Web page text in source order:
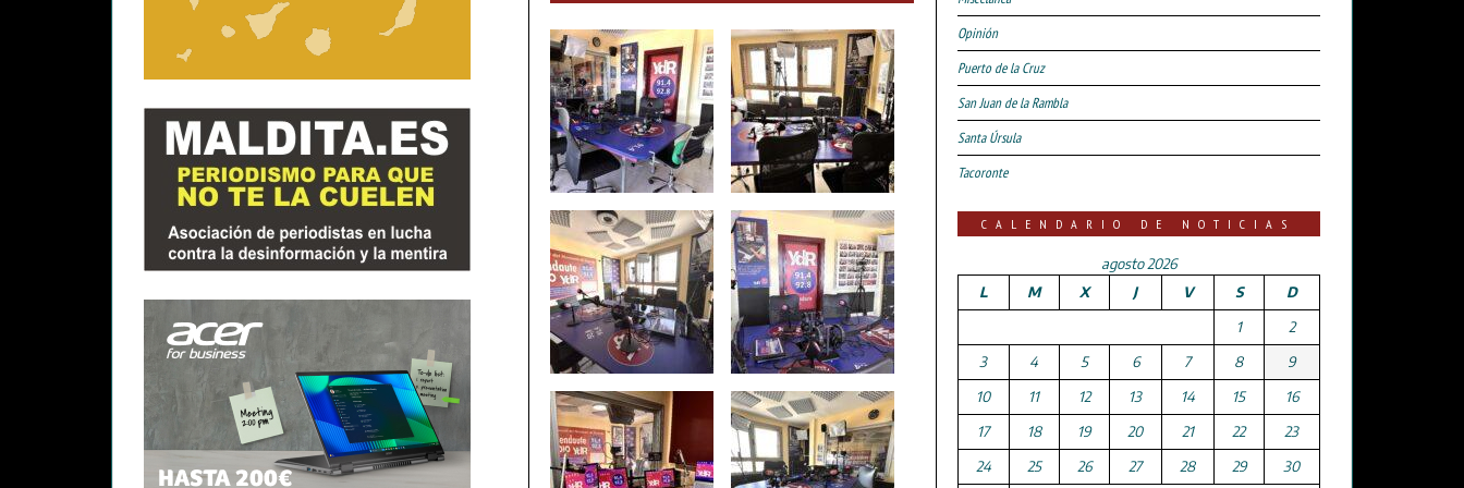
Opinión
Puerto de la Cruz
San Juan de la Rambla
Santa Úrsula
Tacoronte
CALENDARIO DE NOTICIAS
agosto 2026
L
M X J V S
D
1
2
3
4 5 6 7 8
9
10
11 12 13 14 15
16
17
18 19 20 21 22
23
24
25 26 27 28 29 30